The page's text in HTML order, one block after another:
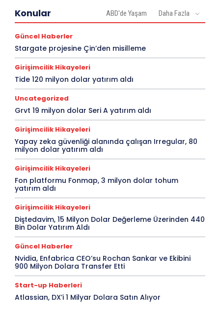
Konular ABD'de Yaşam Daha Fazla
Güncel Haberler
Stargate projesine Çin’den misilleme
Girişimcilik Hikayeleri
Tide 120 milyon dolar yatırım aldı
Uncategorized
Grvt 19 milyon dolar Seri A yatırım aldı
Girişimcilik Hikayeleri
Yapay zeka güvenliği alanında çalışan Irregular, 80
milyon dolar yatırım aldı
Girişimcilik Hikayeleri
Fon platformu Fonmap, 3 milyon dolar tohum
yatırım aldı
Girişimcilik Hikayeleri
Diştedavim, 15 Milyon Dolar Değerleme Üzerinden 440
Bin Dolar Yatırım Aldı
Güncel Haberler
Nvidia, Enfabrica CEO’su Rochan Sankar ve Ekibini
900 Milyon Dolara Transfer Etti
Start-up Haberleri
Atlassian, DX’i 1 Milyar Dolara Satın Alıyor